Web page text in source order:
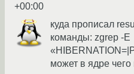
+00:00
куда прописал
команды: zgrep -E
может в ядре чего